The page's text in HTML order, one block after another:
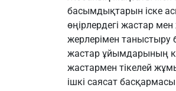
басымдықтарын іске
өңірлердегі жастар
жерлерімен
жастар ұйымдарының
жастармен тікелей
ішкі саясат